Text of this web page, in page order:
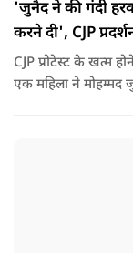
'जुनैद ने की गंदी
करने दी', CJP
CJP प्रोटेस्ट के खत्म
एक महिला ने मोहम्मद